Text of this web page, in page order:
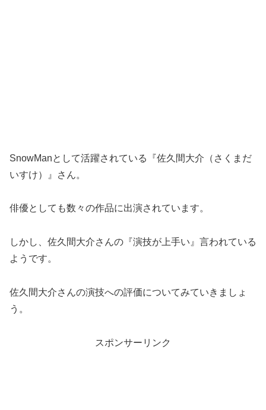
SnowManとして活躍されている『佐久間大介（さくまだ
いすけ）』さん。
俳優としても数々の作品に出演されています。
しかし、佐久間大介さんの『演技が上手い』言われている
ようです。
佐久間大介さんの演技への評価についてみていきましょ
う。
スポンサーリンク